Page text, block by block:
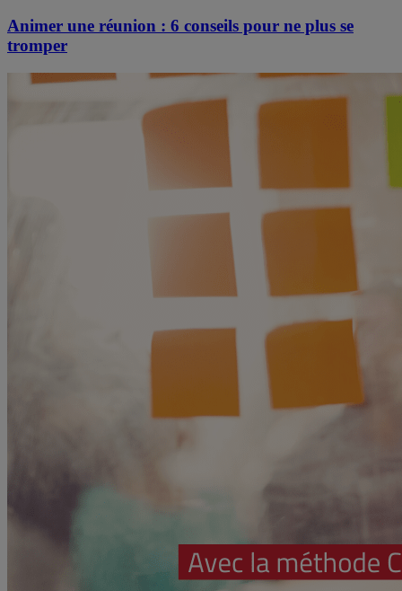
Animer une réunion : 6 conseils pour ne plus se
tromper